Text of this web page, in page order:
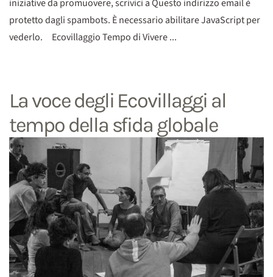
iniziative da promuovere, scrivici a Questo indirizzo email è
protetto dagli spambots. È necessario abilitare JavaScript per
vederlo. Ecovillaggio Tempo di Vivere ...
La voce degli Ecovillaggi al
tempo della sfida globale